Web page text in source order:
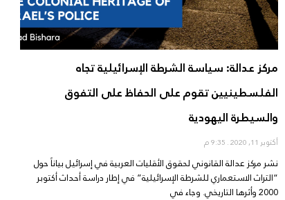
مركز عدالة: سياسة الشرطة الإسرائيلية تجاه
الفلسطينيين تقوم على الحفاظ على التفوق
والسيطرة اليهودية
أكتوبر 11, 2020
نشر مركز عدالة القانوني لحقوق الأقليات العربية في إسرائيل بياناً حول
“التراث الاستعماري للشرطة الإسرائيلية” في إطار دراسة أحداث أكتوبر
2000 وأثرها التاريخي. وجاء في